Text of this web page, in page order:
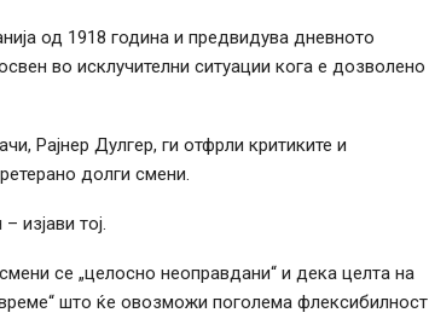
од 1918 година и предвидува дневното
во исклучителни ситуации кога е дозволено
Рајнер Дулгер, ги отфрли критиките и
долги смени.
тој.
се „целосно неоправдани“ и дека целта на
што ќе овозможи поголема флексибилност